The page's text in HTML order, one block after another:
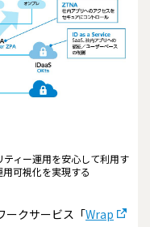
ィー運用を安心して利用す
可視化を実現する
ークサービス「Wrap